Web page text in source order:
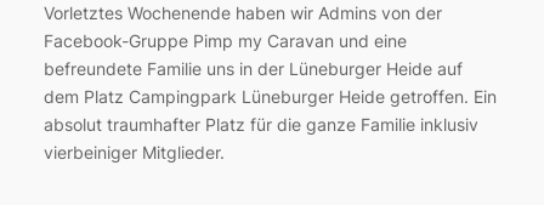
Vorletztes Wochenende haben wir Admins von der
Facebook-Gruppe Pimp my Caravan und eine
befreundete Familie uns in der Lüneburger Heide auf
dem Platz Campingpark Lüneburger Heide getroffen. Ein
absolut traumhafter Platz für die ganze Familie inklusiv
vierbeiniger Mitglieder.